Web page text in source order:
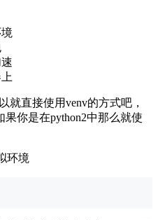
就直接使用venv的方式吧，
果你是在python2中那么就使
环境